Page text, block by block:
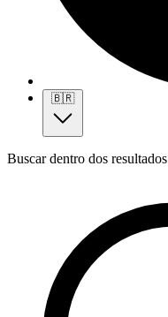
🇧🇷
Buscar dentro dos resultados